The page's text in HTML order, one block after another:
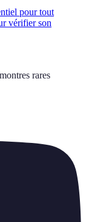
pour tout
vérifier son
montres rares